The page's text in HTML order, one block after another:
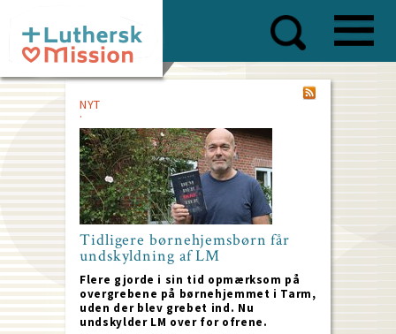
main
content
NYT
Tidligere børnehjemsbørn får
undskyldning af LM
Flere gjorde i sin tid opmærksom på
overgrebene på børnehjemmet i Tarm,
uden der blev grebet ind. Nu
undskylder LM over for ofrene.